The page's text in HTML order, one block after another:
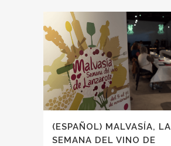
(ESPAÑOL) MALVASÍA, LA
SEMANA DEL VINO DE